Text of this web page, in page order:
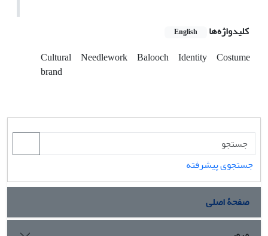
کلیدواژه‌ها English
Cultural
brand
Needlework Balooch Identity Costume
جستجوی پیشرفته
صفحۀ اصلی